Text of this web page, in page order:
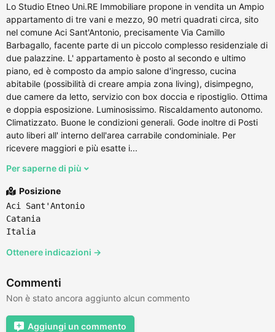
Lo Studio Etneo Uni.RE Immobiliare propone in vendita un Ampio
appartamento di tre vani e mezzo, 90 metri quadrati circa, sito
nel comune Aci Sant'Antonio, precisamente Via Camillo
Barbagallo, facente parte di un piccolo complesso residenziale di
due palazzine. L' appartamento è posto al secondo e ultimo
piano, ed è composto da ampio salone d'ingresso, cucina
abitabile (possibilità di creare ampia zona living), disimpegno,
due camere da letto, servizio con box doccia e ripostiglio. Ottima
e doppia esposizione. Luminosissimo. Riscaldamento autonomo.
Climatizzato. Buone le condizioni generali. Gode inoltre di Posti
auto liberi all' interno dell'area carrabile condominiale. Per
ricevere maggiori e più esatte i...
Per saperne di più
Posizione
Aci Sant'Antonio
Catania
Italia
Ottenere indicazioni →
Commenti
Non è stato ancora aggiunto alcun commento
Aggiungi un commento